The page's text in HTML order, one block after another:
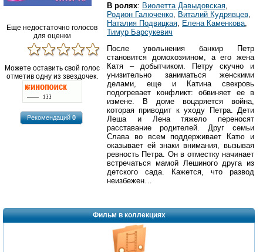
Еще недостаточно голосов
для оценки
Можете оставить свой голос
отметив одну из звездочек.
Рекомендаций0
В ролях: Виолетта Давыдовская
Родион Галюченко
Виталий Кудрявцев
Наталия Подвицкая
Елена Каменкова
Тимур Барсукевич
После увольнения банкир Петр
становится домохозяином, а его жена
Катя – добытчиком. Петру скучно и
унизительно заниматься женскими
делами, еще и Катина свекровь
подогревает конфликт: обвиняет ее в
измене. В доме воцаряется война,
которая приводит к уходу Петра. Дети
Леша и Лена тяжело переносят
расставание родителей. Друг семьи
Слава во всем поддерживает Катю и
оказывает ей знаки внимания, вызывая
ревность Петра. Он в отместку начинает
встречаться мамой Лешиного друга из
детского сада. Кажется, что развод
неизбежен…
Фильм в коллекциях